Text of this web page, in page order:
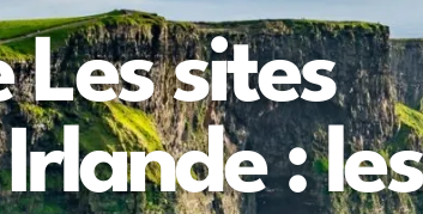
sites
: les